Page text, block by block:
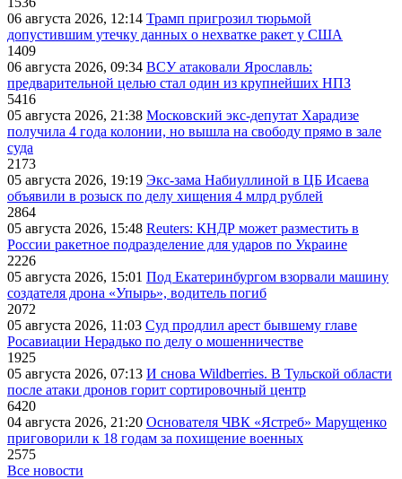
06 августа 2026, 12:14 Трамп пригрозил тюрьмой
допустившим утечку данных о нехватке ракет у США
1409
06 августа 2026, 09:34 ВСУ атаковали Ярославль:
предварительной целью стал один из крупнейших НПЗ
5416
05 августа 2026, 21:38 Московский экс-депутат Харадизе
получила 4 года колонии, но вышла на свободу прямо в зале
суда
2173
05 августа 2026, 19:19 Экс-зама Набиуллиной в ЦБ Исаева
объявили в розыск по делу хищения 4 млрд рублей
2864
05 августа 2026, 15:48 Reuters: КНДР может разместить в
России ракетное подразделение для ударов по Украине
2226
05 августа 2026, 15:01 Под Екатеринбургом взорвали машину
создателя дрона «Упырь», водитель погиб
2072
05 августа 2026, 11:03 Суд продлил арест бывшему главе
Росавиации Нерадько по делу о мошенничестве
1925
05 августа 2026, 07:13 И снова Wildberries. В Тульской области
после атаки дронов горит сортировочный центр
6420
04 августа 2026, 21:20 Основателя ЧВК «Ястреб» Марущенко
приговорили к 18 годам за похищение военных
2575
Все новости